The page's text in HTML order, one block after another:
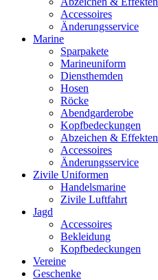
Accessoires
Änderungsservice
Marine
Sparpakete
Marineuniform
Diensthemden
Hosen
Röcke
Abendgarderobe
Kopfbedeckungen
Abzeichen & Effekten
Accessoires
Änderungsservice
Zivile Uniformen
Handelsmarine
Zivile Luftfahrt
Jagd
Accessoires
Bekleidung
Kopfbedeckungen
Vereine
Geschenke